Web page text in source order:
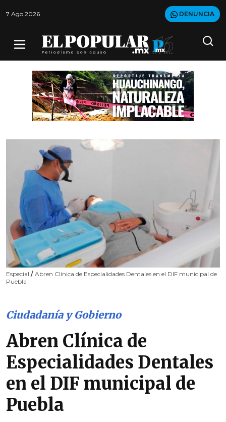
7 Ago 2026 DENUNCIA
Especial / Abren Clínica de Especialidades Dentales en el DIF municipal de
Puebla
Ciudadanía y Gobierno
Abren Clínica de
Especialidades Dentales
en el DIF municipal de
Puebla